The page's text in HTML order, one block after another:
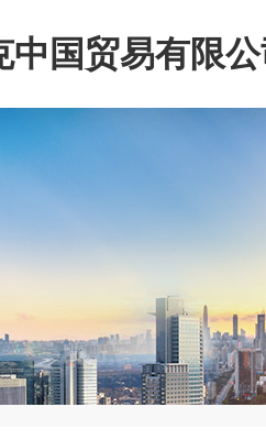
中国贸易有限